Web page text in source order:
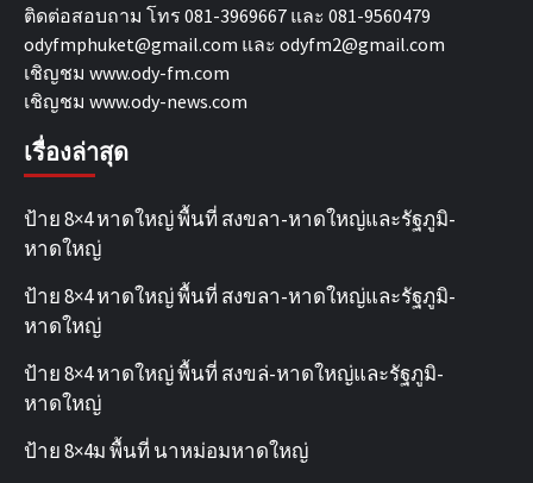
ติดต่อสอบถาม โทร 081-3969667 และ 081-9560479
odyfmphuket@gmail.com และ odyfm2@gmail.com
เชิญชม www.ody-fm.com
เชิญชม www.ody-news.com
เรื่องล่าสุด
ป้าย 8×4 หาดใหญ่ พื้นที่ สงขลา-หาดใหญ่และรัฐภูมิ-
หาดใหญ่
ป้าย 8×4 หาดใหญ่ พื้นที่ สงขลา-หาดใหญ่และรัฐภูมิ-
หาดใหญ่
ป้าย 8×4 หาดใหญ่ พื้นที่ สงขล่-หาดใหญ่และรัฐภูมิ-
หาดใหญ่
ป้าย 8×4ม พื้นที่ นาหม่อมหาดใหญ่